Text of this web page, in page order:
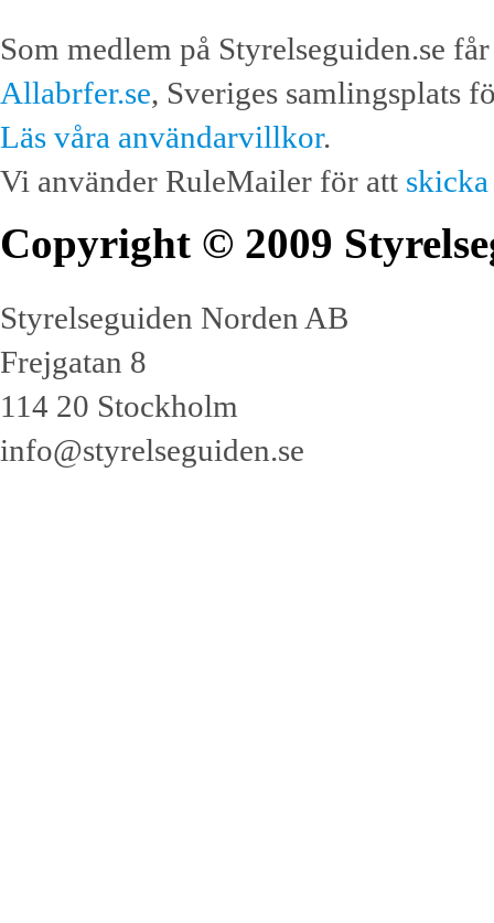
Som medlem på Styrelseguiden.se
Allabrfer.se, Sveriges samlingsplats
Läs våra användarvillkor.
Vi använder RuleMailer för att
Copyright © 2009
Styrelseguiden Norden AB
Frejgatan 8
114 20 Stockholm
info@styrelseguiden.se